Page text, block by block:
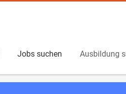
Jobs suchen Ausbildung